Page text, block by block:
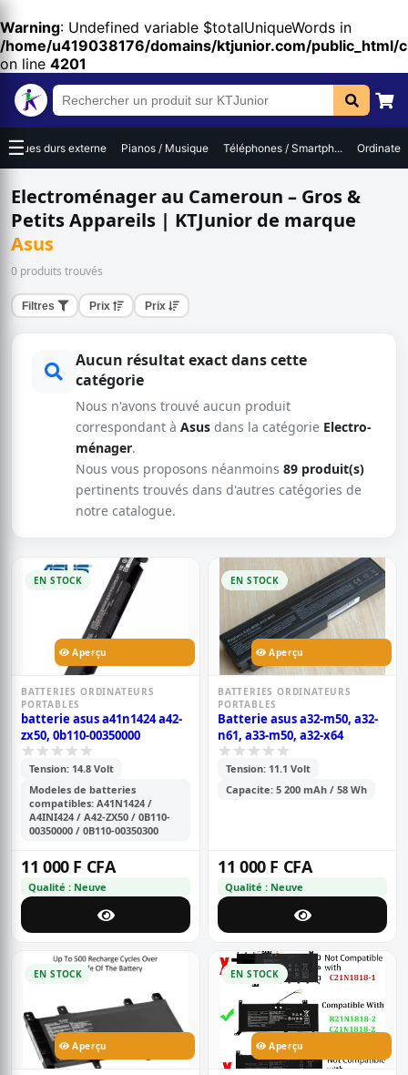
Warning: Undefined variable $totalUniqueWords in
/home/u419038176/domains/ktjunior.com/public_html/
on line 4201
☰ durs externe Pianos / Musique Téléphones / Smartph...
Electroménager au Cameroun – Gros &
Petits Appareils | KTJunior de marque
Asus
0 produits trouvés
Filtres Prix Prix
Aucun résultat exact dans cette
catégorie
Nous n'avons trouvé aucun produit
correspondant à Asus dans la catégorie Electro-
ménager.
Nous vous proposons néanmoins 89 produit(s)
pertinents trouvés dans d'autres catégories de
notre catalogue.
EN STOCK
Aperçu
BATTERIES ORDINATEURS
PORTABLES
batterie asus a41n1424 a42-
zx50, 0b110-00350000
Tension: 14.8 Volt
Modeles de batteries
compatibles: A41N1424 /
A4INI424 / A42-ZX50 / 0B110-
00350000 / 0B110-00350300
11 000 F CFA
Qualité : Neuve
EN STOCK
Aperçu
BATTERIES ORDINATEURS
PORTABLES
Batterie asus a32-m50, a32-
n61, a33-m50, a32-x64
Tension: 11.1 Volt
Capacite: 5 200 mAh / 58 Wh
11 000 F CFA
Qualité : Neuve
EN STOCK
Aperçu
EN STOCK
Aperçu